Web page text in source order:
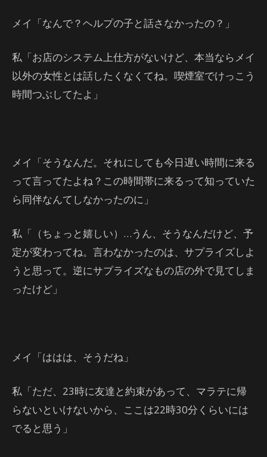
メイ「なんで？ヘルプの子と話さなかったの？」
私「お店のシステム上仕方がないけど、本当ならメイ
以外の女性とは話したくなくてね。喫煙室でけっこう
時間つぶしてたよ」
メイ「そうなんだ。それにしても今日遅い時間に来る
って言ってたよね？この時間帯に来るって知っていた
ら同伴なんてしなかったのに」
私「（ちょっと嬉しい）…うん、そうなんだけど、予
定が変わってね。言わなかったのは、サプライズしよ
うと思って。逆にサプライズなもの店の外で見てしま
ったけど」
メイ「ははは、そうだね」
私「ただ、23時に友達と約束があって、マラテに帰
らないといけないから、ここは22時30分くらいには
でると思う」